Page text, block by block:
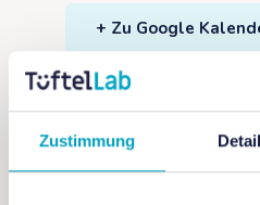
Zustimmung
+ Zu Google